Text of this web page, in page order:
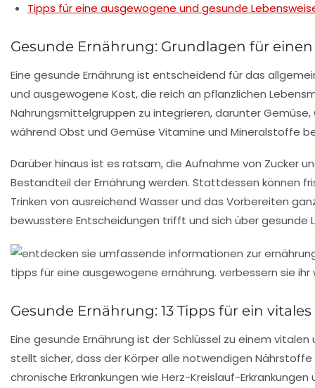
Tipps für eine ausgewogene und gesunde
Gesunde Ernährung: Grundlagen für
Eine gesunde Ernährung ist entscheidend für das
und ausgewogene Kost, die reich an pflanzlichen
Nahrungsmittelgruppen zu integrieren, darunter
während Obst und Gemüse Vitamine und Mineralstoffe
Darüber hinaus ist es ratsam, die Aufnahme von Zucker
Bestandteil der Ernährung werden. Stattdessen können
Trinken von ausreichend Wasser und das Vorbereiten
bewusstere Entscheidungen trifft und sich über
Gesunde Ernährung: 13 Tipps für ein
Eine gesunde Ernährung ist der Schlüssel zu einem
stellt sicher, dass der Körper alle notwendigen
chronische Erkrankungen wie Herz-Kreislauf-